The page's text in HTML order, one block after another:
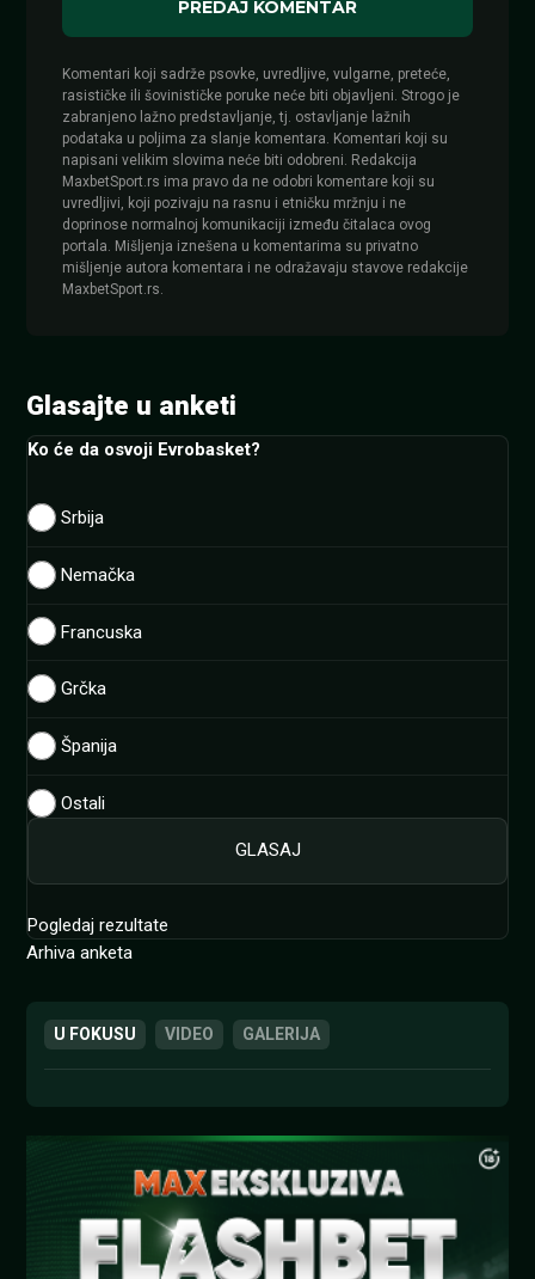
Komentari koji sadrže psovke, uvredljive, vulgarne, preteće,
rasističke ili šovinističke poruke neće biti objavljeni. Strogo je
zabranjeno lažno predstavljanje, tj. ostavljanje lažnih
podataka u poljima za slanje komentara. Komentari koji su
napisani velikim slovima neće biti odobreni. Redakcija
MaxbetSport.rs ima pravo da ne odobri komentare koji su
uvredljivi, koji pozivaju na rasnu i etničku mržnju i ne
doprinose normalnoj komunikaciji između čitalaca ovog
portala. Mišljenja iznešena u komentarima su privatno
mišljenje autora komentara i ne odražavaju stavove redakcije
MaxbetSport.rs.
Glasajte u anketi
Ko će da osvoji Evrobasket?
Srbija
Nemačka
Francuska
Grčka
Španija
Ostali
Pogledaj rezultate
Arhiva anketa
U FOKUSU VIDEO GALERIJA